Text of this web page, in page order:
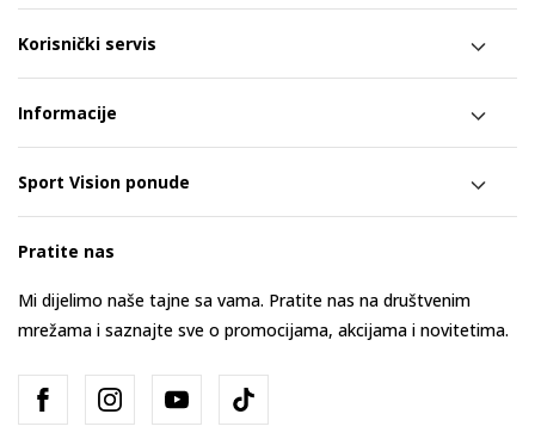
Korisnički servis
Informacije
Sport Vision ponude
Pratite nas
Mi dijelimo naše tajne sa vama. Pratite nas na društvenim
mrežama i saznajte sve o promocijama, akcijama i novitetima.